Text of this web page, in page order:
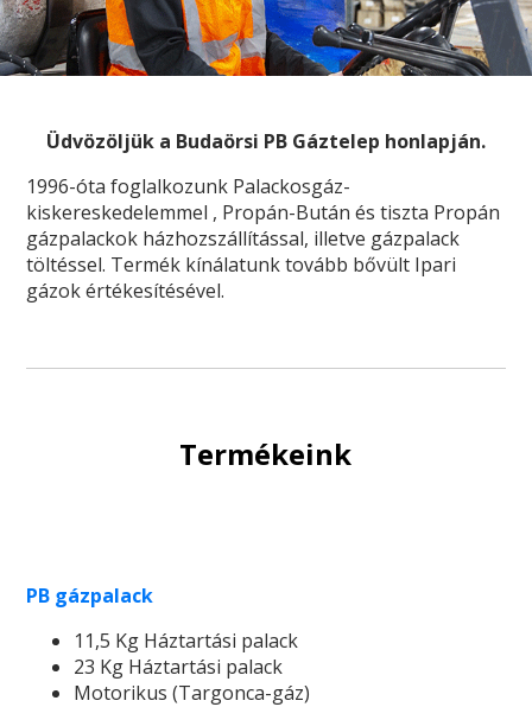
Üdvözöljük a Budaörsi PB Gáztelep honlapján.
1996-óta foglalkozunk Palackosgáz-
kiskereskedelemmel , Propán-Bután és tiszta Propán
gázpalackok házhozszállítással, illetve gázpalack
töltéssel. Termék kínálatunk tovább bővült Ipari
gázok értékesítésével.
Termékeink
PB gázpalack
11,5 Kg Háztartási palack
23 Kg Háztartási palack
Motorikus (Targonca-gáz)